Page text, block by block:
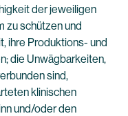
der jeweiligen
zu schützen und
ihre Produktions- und
die Unwägbarkeiten,
sind,
klinischen
und/oder den